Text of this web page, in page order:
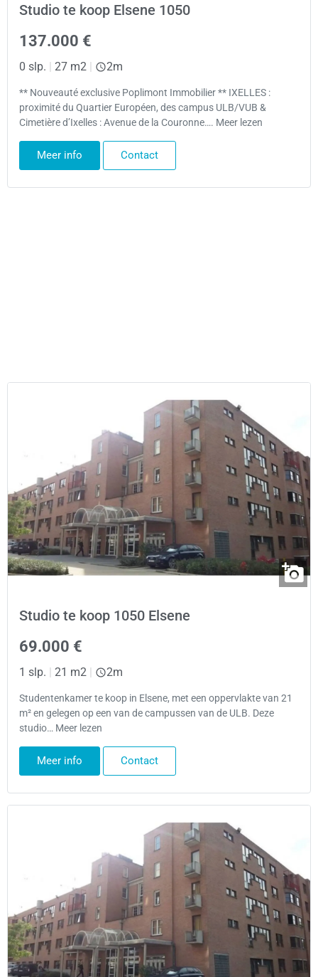
Studio te koop Elsene 1050
137.000 €
0 slp. | 27 m2 | 2m
** Nouveauté exclusive Poplimont Immobilier ** IXELLES :
proximité du Quartier Européen, des campus ULB/VUB &
Cimetière d’Ixelles : Avenue de la Couronne…. Meer lezen
Meer info Contact
Studio te koop 1050 Elsene
69.000 €
1 slp. | 21 m2 | 2m
Studentenkamer te koop in Elsene, met een oppervlakte van 21
m² en gelegen op een van de campussen van de ULB. Deze
studio… Meer lezen
Meer info Contact